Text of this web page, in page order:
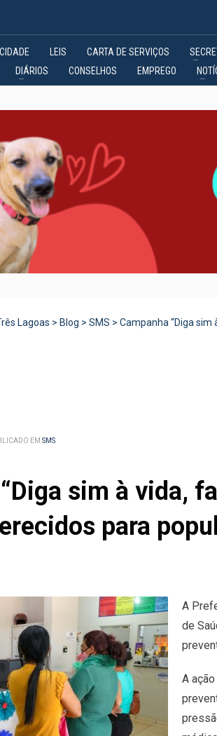
LEIS CARTA DE SERVIÇOS
DIÁRIOS CONSELHOS EMPREGO
Lagoas > Blog > SMS > Campanha “Diga
EM SMS
sim à vida,
para
A
de
A